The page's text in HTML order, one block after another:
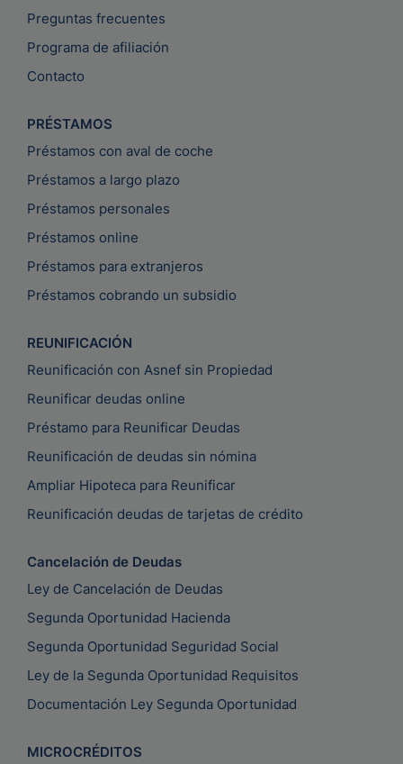
Preguntas frecuentes
Programa de afiliación
Contacto
PRÉSTAMOS
Préstamos con aval de coche
Préstamos a largo plazo
Préstamos personales
Préstamos online
Préstamos para extranjeros
Préstamos cobrando un subsidio
REUNIFICACIÓN
Reunificación con Asnef sin Propiedad
Reunificar deudas online
Préstamo para Reunificar Deudas
Reunificación de deudas sin nómina
Ampliar Hipoteca para Reunificar
Reunificación deudas de tarjetas de crédito
Cancelación de Deudas
Ley de Cancelación de Deudas
Segunda Oportunidad Hacienda
Segunda Oportunidad Seguridad Social
Ley de la Segunda Oportunidad Requisitos
Documentación Ley Segunda Oportunidad
MICROCRÉDITOS